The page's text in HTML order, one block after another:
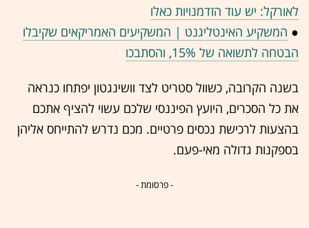
לאורקל: יש עוד הזדמנויות כאלו
● המשקיע האינטליגנט | המשקיעים האמריקאים שקיבלו
הבטחה לתשואה של 15%, והסתבכו
בשנה הקרובה, כשוול סטריט לצד וושינגטון יפתחו כנראה
את כל הסכרים, היועץ הפיננסי שלכם עשוי להציף אתכם
בהצעות לרכישת נכסים פרטיים. מכם נדרש להתייחס אליהן
בספקנות גדולה מאי-פעם.
- פרסומת -